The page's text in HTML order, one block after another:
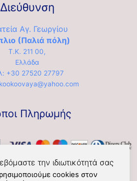
Διεύθυνση
Αγ. Γεωργίου
(Παλιά πόλη)
Τ.Κ. 211 00,
Ελλάδα
+30 27520 27797
Πληρωμής
την ιδιωτικότητά σας
cookies στον